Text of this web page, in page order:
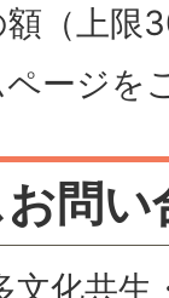
（上限
ージを
問い
文化共生